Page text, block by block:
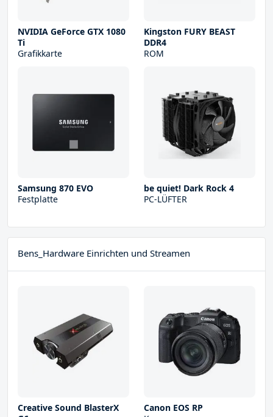
NVIDIA GeForce GTX 1080
Ti
Grafikkarte
Kingston FURY BEAST
DDR4
ROM
Samsung 870 EVO
Festplatte
be quiet! Dark Rock 4
PC-LÜFTER
Bens_Hardware Einrichten und Streamen
Creative Sound BlasterX
Canon EOS RP